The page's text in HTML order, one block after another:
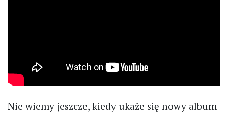
Nie wiemy jeszcze, kiedy ukaże się nowy album